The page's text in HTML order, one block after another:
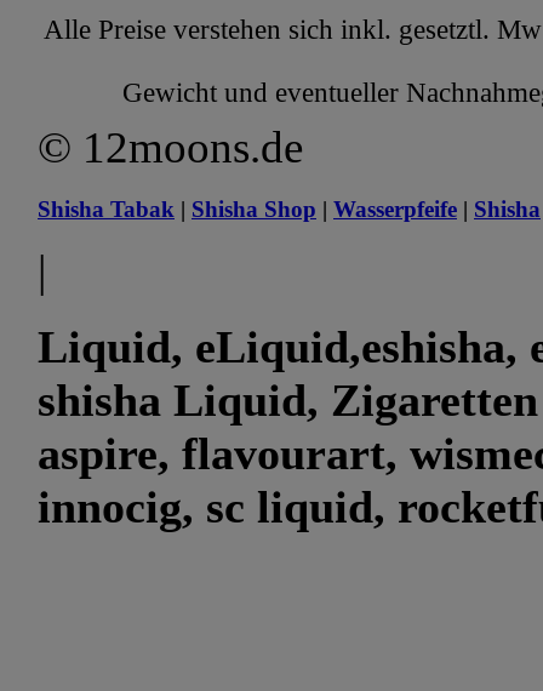
Alle Preise verstehen sich inkl. gesetztl.
Gewicht und eventueller
© 12moons.de
Shisha Tabak | Shisha Shop | Wasserpfeife | Shisha
|
Liquid, eLiquid,eshisha,
shisha Liquid,
aspire, flavourart,
innocig, sc liquid,